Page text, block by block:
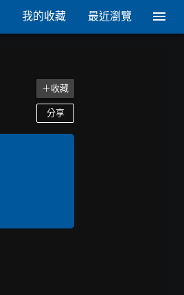
我的收藏 最近瀏覽
＋收藏
分享